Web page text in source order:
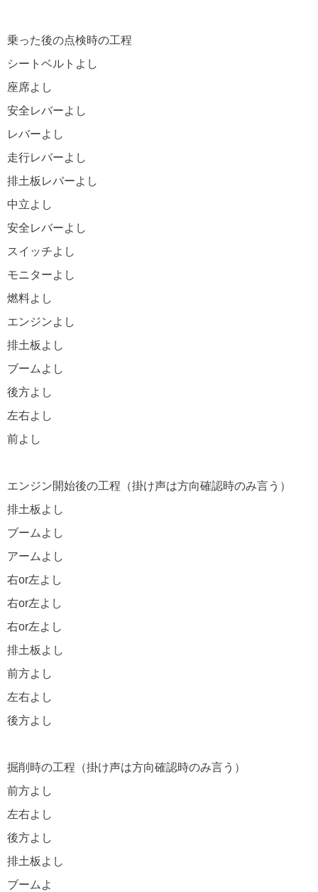
乗った後の点検時の工程
シートベルトよし
座席よし
安全レバーよし
レバーよし
走行レバーよし
排土板レバーよし
中立よし
安全レバーよし
スイッチよし
モニターよし
燃料よし
エンジンよし
排土板よし
ブームよし
後方よし
左右よし
前よし
エンジン開始後の工程（掛け声は方向確認時のみ言う）
排土板よし
ブームよし
アームよし
右or左よし
右or左よし
右or左よし
排土板よし
前方よし
左右よし
後方よし
掘削時の工程（掛け声は方向確認時のみ言う）
前方よし
左右よし
後方よし
排土板よし
ブームよ